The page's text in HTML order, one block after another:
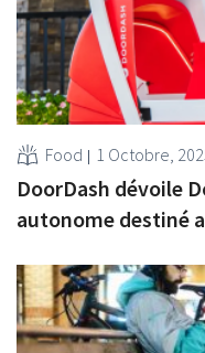
Food 1 Octobre,
DoorDash dévoile
autonome destiné